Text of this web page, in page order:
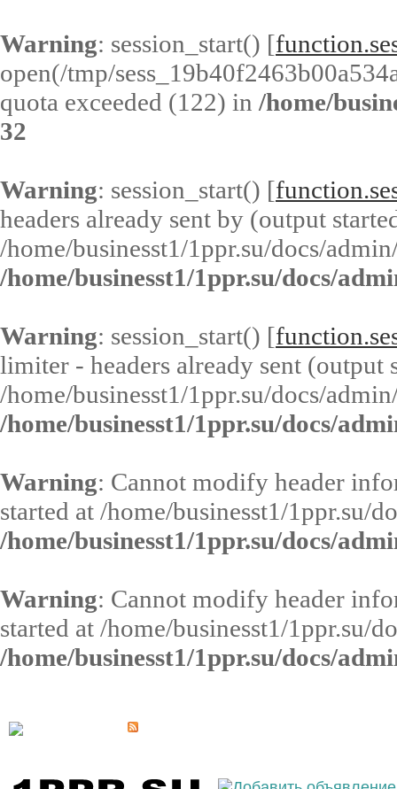
Warning: session_start() [
open(/tmp/
quota exceeded (122) in /home/
32
Warning: session_start() [
headers already sent by (output
/home/businesst1/1ppr.su/docs/
/home/businesst1/1ppr.su/docs/
Warning: session_start() [
limiter - headers already sent (output
/home/businesst1/1ppr.su/docs/
/home/businesst1/1ppr.su/docs/
Warning: Cannot modify header
started at /home/businesst1/1ppr.su/
/home/businesst1/1ppr.su/docs/
Warning: Cannot modify header
started at /home/businesst1/1ppr.su/
/home/businesst1/1ppr.su/docs/